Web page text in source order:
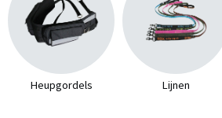
Heupgordels Lijnen